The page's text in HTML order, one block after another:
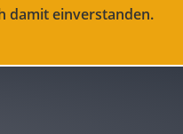
damit einverstanden.